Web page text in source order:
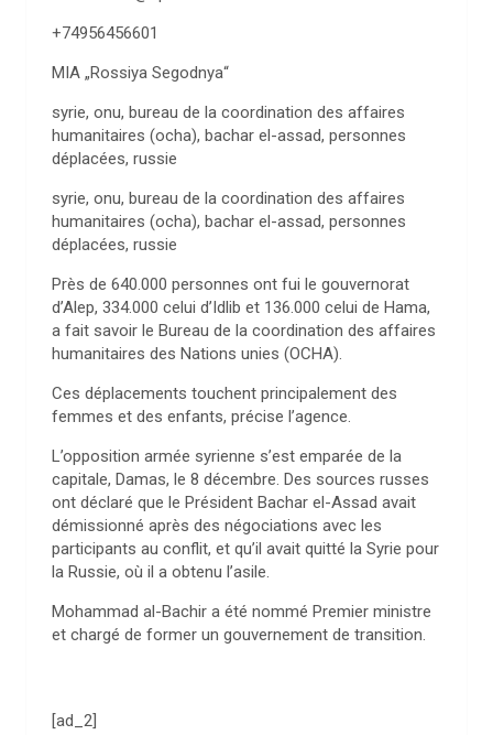
+74956456601
MIA „Rossiya Segodnya“
syrie, onu, bureau de la coordination des affaires
humanitaires (ocha), bachar el-assad, personnes
déplacées, russie
syrie, onu, bureau de la coordination des affaires
humanitaires (ocha), bachar el-assad, personnes
déplacées, russie
Près de 640.000 personnes ont fui le gouvernorat
d’Alep, 334.000 celui d’Idlib et 136.000 celui de Hama,
a fait savoir le Bureau de la coordination des affaires
humanitaires des Nations unies (OCHA).
Ces déplacements touchent principalement des
femmes et des enfants, précise l’agence.
L’opposition armée syrienne s’est emparée de la
capitale, Damas, le 8 décembre. Des sources russes
ont déclaré que le Président Bachar el-Assad avait
démissionné après des négociations avec les
participants au conflit, et qu’il avait quitté la Syrie pour
la Russie, où il a obtenu l’asile.
Mohammad al-Bachir a été nommé Premier ministre
et chargé de former un gouvernement de transition.
[ad_2]